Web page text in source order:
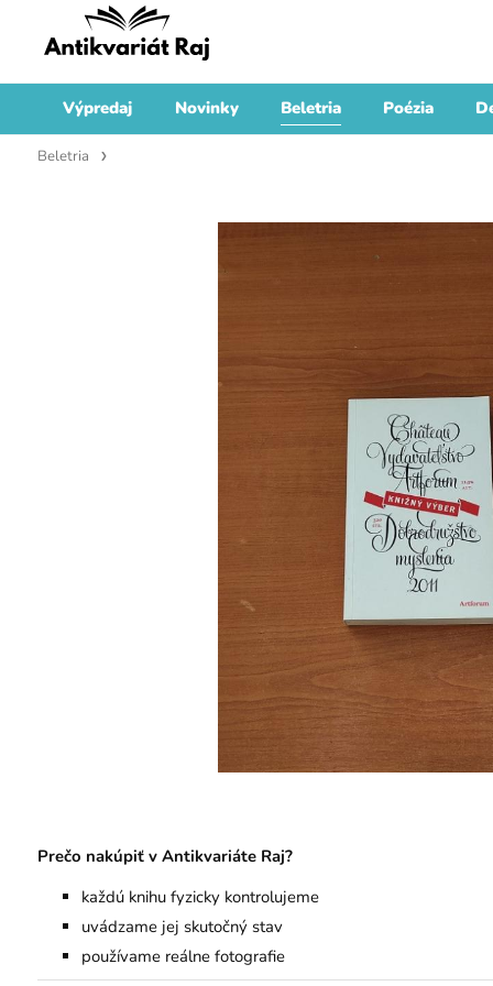
Výpredaj Novinky Beletria Poézia
Beletria
Prečo nakúpiť v Antikvariáte Raj?
každú knihu fyzicky kontrolujeme
uvádzame jej skutočný stav
používame reálne fotografie